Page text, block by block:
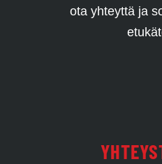
ota yhteyttä ja